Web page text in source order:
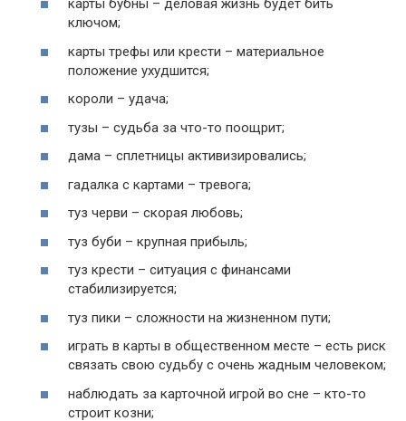
карты бубны – деловая жизнь будет бить
ключом;
карты трефы или крести – материальное
положение ухудшится;
короли – удача;
тузы – судьба за что-то поощрит;
дама – сплетницы активизировались;
гадалка с картами – тревога;
туз черви – скорая любовь;
туз буби – крупная прибыль;
туз крести – ситуация с финансами
стабилизируется;
туз пики – сложности на жизненном пути;
играть в карты в общественном месте – есть риск
связать свою судьбу с очень жадным человеком;
наблюдать за карточной игрой во сне – кто-то
строит козни;